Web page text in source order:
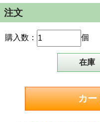
注文
購入数： 個
在庫